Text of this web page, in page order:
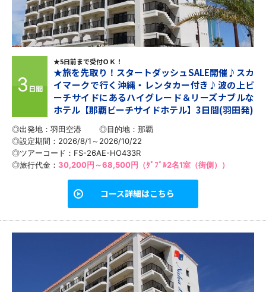
3 日間
★5日前まで受付ＯＫ！
★旅を先取り！スタートダッシュSALE開催♪スカ
イマークで行く沖縄・レンタカー付き♪波の上ビ
ーチサイドにあるハイグレード＆リーズナブルな
ホテル【那覇ビーチサイドホテル】3日間(羽田発)
◎出発地：羽田空港 ◎目的地： 那覇
◎設定期間：2026/8/1～2026/10/22
◎ツアーコード：FS-26AE-HO433R
◎旅行代金： 30,200円～68,500円（ﾀﾞﾌﾞﾙ2名1室（街側））
コース詳細はこちら